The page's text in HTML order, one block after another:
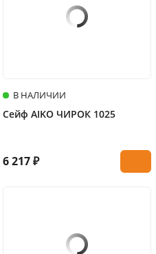
В НАЛИЧИИ
Сейф AIKO ЧИРОК 1025
6 217 ₽